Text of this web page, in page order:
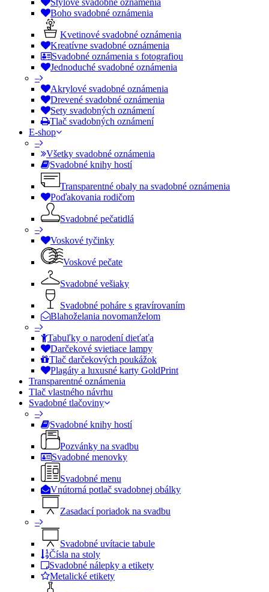
Štýlové svadobné oznámenia
Boho svadobné oznámenia
Kvetinové svadobné oznámenia
Kreatívne svadobné oznámenia
Svadobné oznámenia s fotografiou
Jednoduché svadobné oznámenia
–
Akrylové svadobné oznámenia
Drevené svadobné oznámenia
Sety svadobných oznámení
Tlač svadobných oznámení
E-shop
–
Všetky svadobné oznámenia
Svadobné knihy hostí
Transparentné obaly na svadobné oznámenia
Poďakovania rodičom
Svadobné pečatidlá
–
Voskové tyčinky
Voskové pečate
Svadobné vešiaky
Svadobné poháre s gravírovaním
Blahoželania novomanželom
–
Tabuľky o narodení dieťaťa
Darčekové svietiace lampy
Tlač darčekových poukážok
Plagáty a luxusné karty GoldPrint
Transparentné oznámenia
Tlač vlastného návrhu
Svadobné tlačoviny
–
Svadobné knihy hostí
Pozvánky na svadbu
Svadobné menovky
Svadobné menu
Vnútorná potlač svadobnej obálky
Zasadací poriadok na svadbu
–
Svadobné uvítacie tabule
Čísla na stoly
Svadobné nálepky a etikety
Metalické etikety